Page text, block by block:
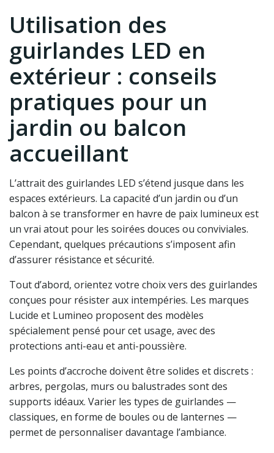
Utilisation des
guirlandes LED en
extérieur : conseils
pratiques pour un
jardin ou balcon
accueillant
L’attrait des guirlandes LED s’étend jusque dans les
espaces extérieurs. La capacité d’un jardin ou d’un
balcon à se transformer en havre de paix lumineux est
un vrai atout pour les soirées douces ou conviviales.
Cependant, quelques précautions s’imposent afin
d’assurer résistance et sécurité.
Tout d’abord, orientez votre choix vers des guirlandes
conçues pour résister aux intempéries. Les marques
Lucide et Lumineo proposent des modèles
spécialement pensé pour cet usage, avec des
protections anti-eau et anti-poussière.
Les points d’accroche doivent être solides et discrets :
arbres, pergolas, murs ou balustrades sont des
supports idéaux. Varier les types de guirlandes —
classiques, en forme de boules ou de lanternes —
permet de personnaliser davantage l’ambiance.